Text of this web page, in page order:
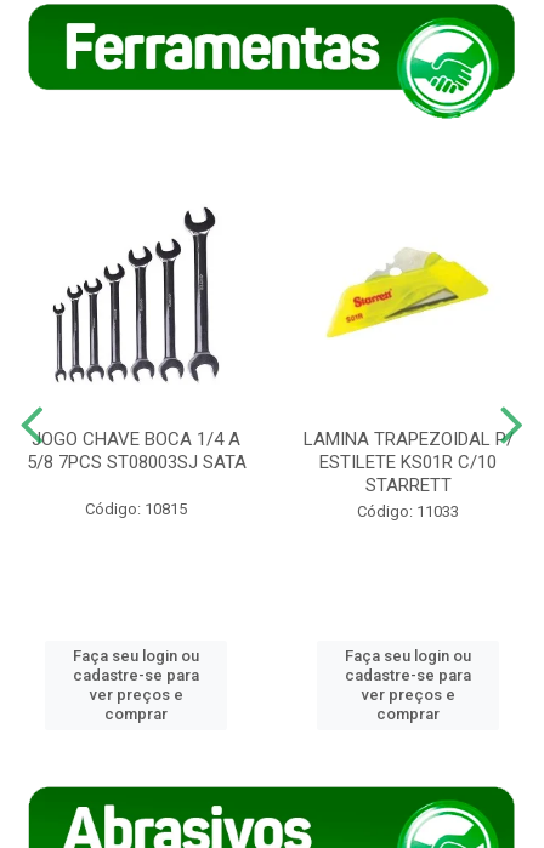
JOGO CHAVE BOCA 1/4 A
5/8 7PCS ST08003SJ SATA
Código: 10815
Faça seu login ou
cadastre-se para
ver preços e
comprar
LAMINA TRAPEZOIDAL P/
ESTILETE KS01R C/10
STARRETT
Código: 11033
Faça seu login ou
cadastre-se para
ver preços e
comprar